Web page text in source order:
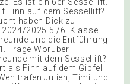
Finn auf dem Sessellift?
haben Dick zu
2025 5./6. Klasse
und die Entführung
Frage Worüber
mit dem Sessellift?
als Finn auf dem Gipfel
trafen Julien, Timi und